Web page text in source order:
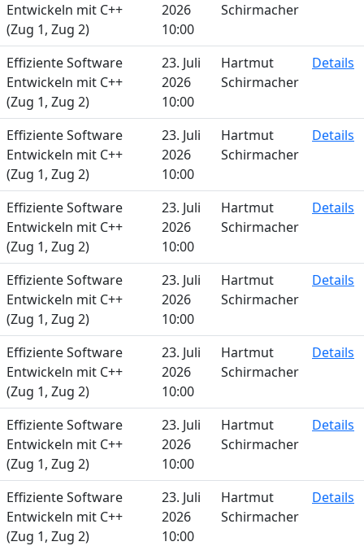
Entwickeln mit C++
(Zug 1, Zug 2)
2026
10:00
Schirmacher
Effiziente Software
Entwickeln mit C++
(Zug 1, Zug 2)
23. Juli
2026
10:00
Hartmut
Schirmacher
Details
Effiziente Software
Entwickeln mit C++
(Zug 1, Zug 2)
23. Juli
2026
10:00
Hartmut
Schirmacher
Details
Effiziente Software
Entwickeln mit C++
(Zug 1, Zug 2)
23. Juli
2026
10:00
Hartmut
Schirmacher
Details
Effiziente Software
Entwickeln mit C++
(Zug 1, Zug 2)
23. Juli
2026
10:00
Hartmut
Schirmacher
Details
Effiziente Software
Entwickeln mit C++
(Zug 1, Zug 2)
23. Juli
2026
10:00
Hartmut
Schirmacher
Details
Effiziente Software
Entwickeln mit C++
(Zug 1, Zug 2)
23. Juli
2026
10:00
Hartmut
Schirmacher
Details
Effiziente Software
Entwickeln mit C++
(Zug 1, Zug 2)
23. Juli
2026
10:00
Hartmut
Schirmacher
Details